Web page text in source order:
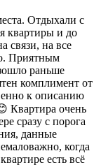
Отдыхали с
квартиры и до
связи, на все
Приятным
раньше
комплимент от
к описанию
Квартира очень
сразу с порога
данные
когда
есть всё